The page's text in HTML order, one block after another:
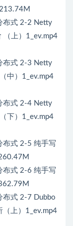
布式 2-2 Netty
（上）1_ev.mp4
布式 2-3 Netty
中）1_ev.mp4
布式 2-4 Netty
下）1_ev.mp4
布式 2-5 纯手写
布式 2-6 纯手写
布式 2-7 Dubbo
（上）1_ev.mp4